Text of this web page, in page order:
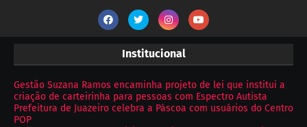
Institucional
Gestão Suzana Ramos encaminha projeto de lei que institui a
criação de carteirinha para pessoas com Espectro Autista
Prefeitura de Juazeiro celebra a Páscoa com usuários do Centro
POP